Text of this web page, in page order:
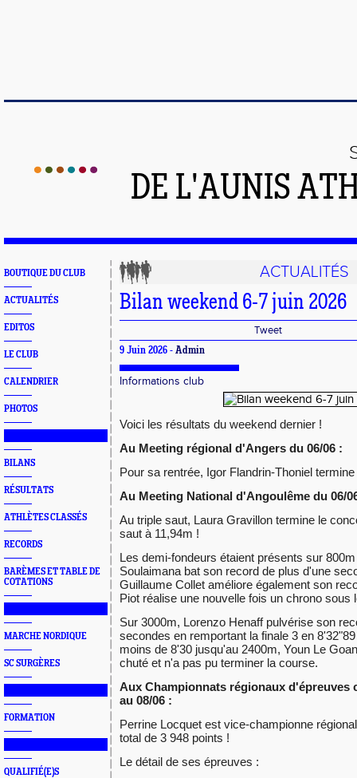
DE L'AUNIS
BOUTIQUE DU CLUB
ACTUALITÉS
EDITOS
LE CLUB
CALENDRIER
PHOTOS
███████████████
BILANS
RÉSULTATS
ATHLÈTES CLASSÉS
RECORDS
BARÈMES ET TABLE DE
COTATIONS
MARCHE NORDIQUE
SC SURGÈRES
███████████████
FORMATION
███████████████
QUALIFIÉ(E)S
ACTUALITÉS
Bilan weekend 6-7 juin 2026
Tweet
9 Juin 2026 - Admin
Informations club
Voici les résultats du weekend dernier !
Au Meeting régional d'Angers du 06/06 :
Pour sa rentrée, Igor Flandrin-Thoniel
Au Meeting National d'Angoulême du 06/
Au triple saut, Laura Gravillon termine le
saut à 11,94m !
Les demi-fondeurs étaient présents sur
Soulaimana bat son record de plus d'une
Guillaume Collet améliore également son
Piot réalise une nouvelle fois un chrono sous
Sur 3000m, Lorenzo Henaff pulvérise son
secondes en remportant la finale 3 en
moins de 8'30 jusqu'au 2400m, Youn Le
chuté et n'a pas pu terminer la course.
Aux Championnats régionaux d'épreuves
au 08/06 :
Perrine Locquet est vice-championne
total de 3 948 points !
Le détail de ses épreuves :